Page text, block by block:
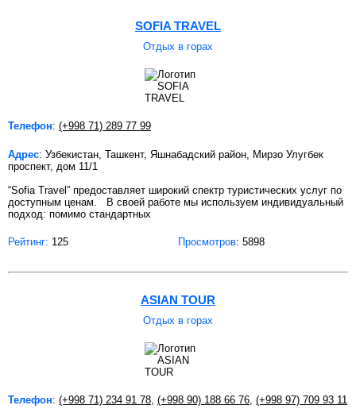
SOFIA TRAVEL
Отдых в горах
Телефон: (+998 71) 289 77 99
Адрес: Узбекистан, Ташкент, Яшнабадский район, Мирзо Улугбек
проспект, дом 11/1
“Sofia Travel” предоставляет широкий спектр туристических услуг по
доступным ценам. В своей работе мы используем индивидуальный
подход: помимо стандартных
Рейтинг: 125 Просмотров: 5898
ASIAN TOUR
Отдых в горах
Телефон: (+998 71) 234 91 78 (+998 90) 188 66 76 (+998 97) 709 93 11